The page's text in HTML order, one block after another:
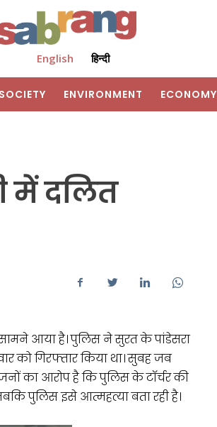
English हिन्दी
SOCIETY ENVIRONMENT ECONOMY
में दलित
आया है। पुलिस ने सुरत के पांडेसरा
को गिरफ्तार किया था। सुबह जब
का आरोप है कि पुलिस के टॉर्चर की
पुलिस इसे आत्महत्या बता रही है।